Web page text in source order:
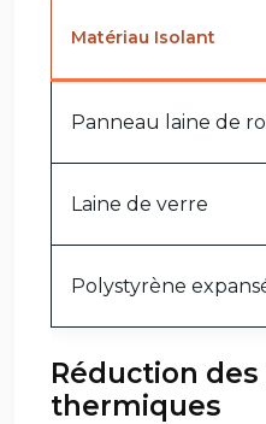
Matériau Isolant
Panneau laine de
Laine de verre
Polystyrène
Réduction
thermiques